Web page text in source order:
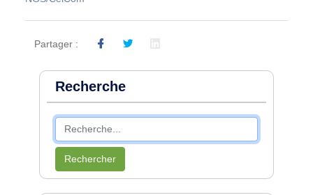
Partager :
Recherche
Rechercher